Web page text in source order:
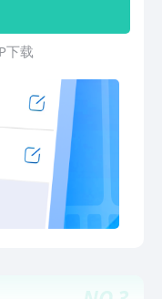
其他的影音播放器软
到你私密视频的守护
下载